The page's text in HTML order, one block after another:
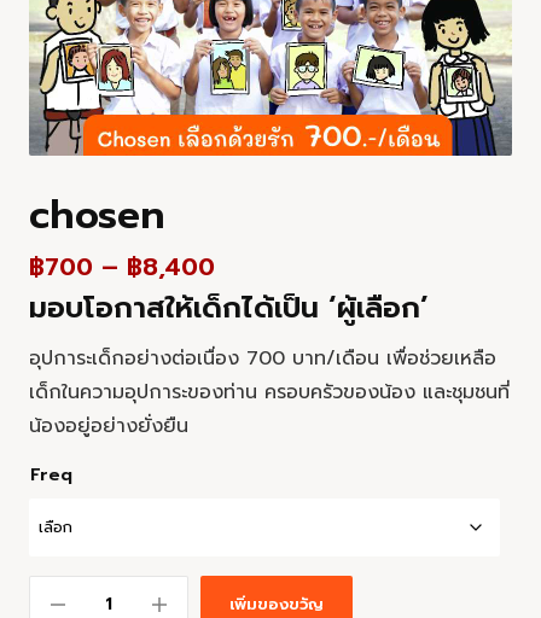
chosen
฿700 – ฿8,400
มอบโอกาสให้เด็กได้เป็น ‘ผู้เลือก’
อุปการะเด็กอย่างต่อเนื่อง 700 บาท/เดือน เพื่อช่วยเหลือ
เด็กในความอุปการะของท่าน ครอบครัวของน้อง และชุมชนที่
น้องอยู่อย่างยั่งยืน
Freq
เพิ่มของขวัญ